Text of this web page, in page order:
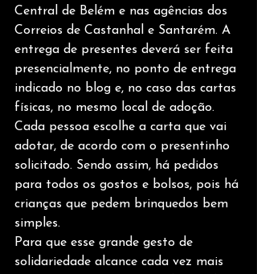
Central de Belém e nas agências dos
Correios de Castanhal e Santarém. A
entrega de presentes deverá ser feita
presencialmente, no ponto de entrega
indicado no blog e, no caso das cartas
físicas, no mesmo local de adoção.
Cada pessoa escolhe a carta que vai
adotar, de acordo com o presentinho
solicitado. Sendo assim, há pedidos
para todos os gostos e bolsos, pois há
crianças que pedem brinquedos bem
simples.
Para que esse grande gesto de
solidariedade alcance cada vez mais